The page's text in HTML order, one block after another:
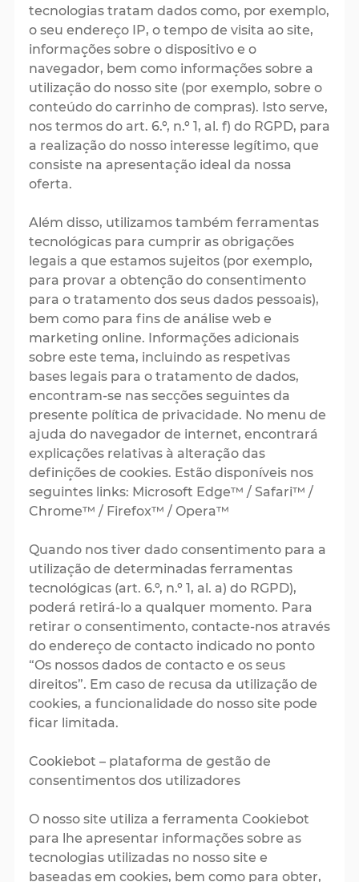
tecnologias tratam dados como, por exemplo,
o seu endereço IP, o tempo de visita ao site,
informações sobre o dispositivo e o
navegador, bem como informações sobre a
utilização do nosso site (por exemplo, sobre o
conteúdo do carrinho de compras). Isto serve,
nos termos do art. 6.º, n.º 1, al. f) do RGPD, para
a realização do nosso interesse legítimo, que
consiste na apresentação ideal da nossa
oferta.
Além disso, utilizamos também ferramentas
tecnológicas para cumprir as obrigações
legais a que estamos sujeitos (por exemplo,
para provar a obtenção do consentimento
para o tratamento dos seus dados pessoais),
bem como para fins de análise web e
marketing online. Informações adicionais
sobre este tema, incluindo as respetivas
bases legais para o tratamento de dados,
encontram-se nas secções seguintes da
presente política de privacidade. No menu de
ajuda do navegador de internet, encontrará
explicações relativas à alteração das
definições de cookies. Estão disponíveis nos
seguintes links: Microsoft Edge™ / Safari™ /
Chrome™ / Firefox™ / Opera™
Quando nos tiver dado consentimento para a
utilização de determinadas ferramentas
tecnológicas (art. 6.º, n.º 1, al. a) do RGPD),
poderá retirá-lo a qualquer momento. Para
retirar o consentimento, contacte-nos através
do endereço de contacto indicado no ponto
“Os nossos dados de contacto e os seus
direitos”. Em caso de recusa da utilização de
cookies, a funcionalidade do nosso site pode
ficar limitada.
Cookiebot – plataforma de gestão de
consentimentos dos utilizadores
O nosso site utiliza a ferramenta Cookiebot
para lhe apresentar informações sobre as
tecnologias utilizadas no nosso site e
baseadas em cookies, bem como para obter,